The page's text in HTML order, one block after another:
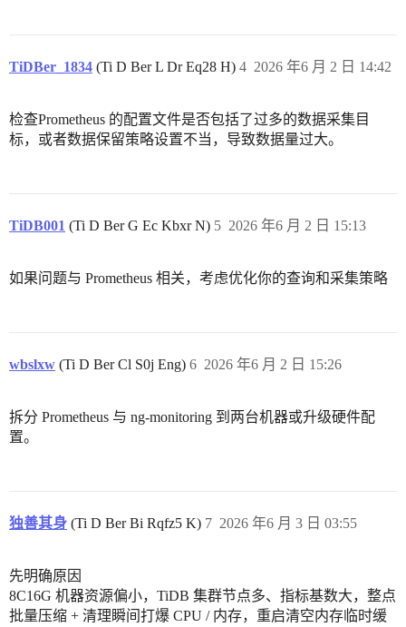
TiDBer_1834 (Ti D Ber L Dr Eq28 H) 2026 年6 月 2 日 14:42
4
检查Prometheus 的配置文件是否包括了过多的数据采集目
标，或者数据保留策略设置不当，导致数据量过大。
TiDB001 (Ti D Ber G Ec Kbxr N) 2026 年6 月 2 日 15:13
5
如果问题与 Prometheus 相关，考虑优化你的查询和采集策略
wbslxw (Ti D Ber Cl S0j Eng) 2026 年6 月 2 日 15:26
6
拆分 Prometheus 与 ng-monitoring 到两台机器或升级硬件配
置。
独善其身 (Ti D Ber Bi Rqfz5 K) 2026 年6 月 3 日 03:55
7
先明确原因
8C16G 机器资源偏小，TiDB 集群节点多、指标基数大，整点
批量压缩 + 清理瞬间打爆 CPU / 内存，重启清空内存临时缓